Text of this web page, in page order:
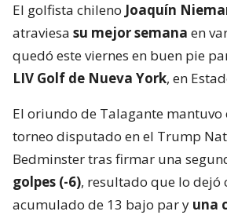
El golfista chileno Joaquín
atraviesa su mejor semana en
quedó este viernes en buen pie
LIV Golf de Nueva York, en
El oriundo de Talagante
torneo disputado en el Trump
Bedminster tras firmar una
golpes (-6), resultado que lo dejó
acumulado de 13 bajo par y una